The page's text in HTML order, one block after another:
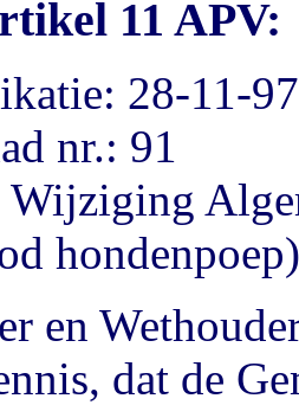
11 APV:
28-11-97
nr.: 91
hondenpoep)
en
dat de